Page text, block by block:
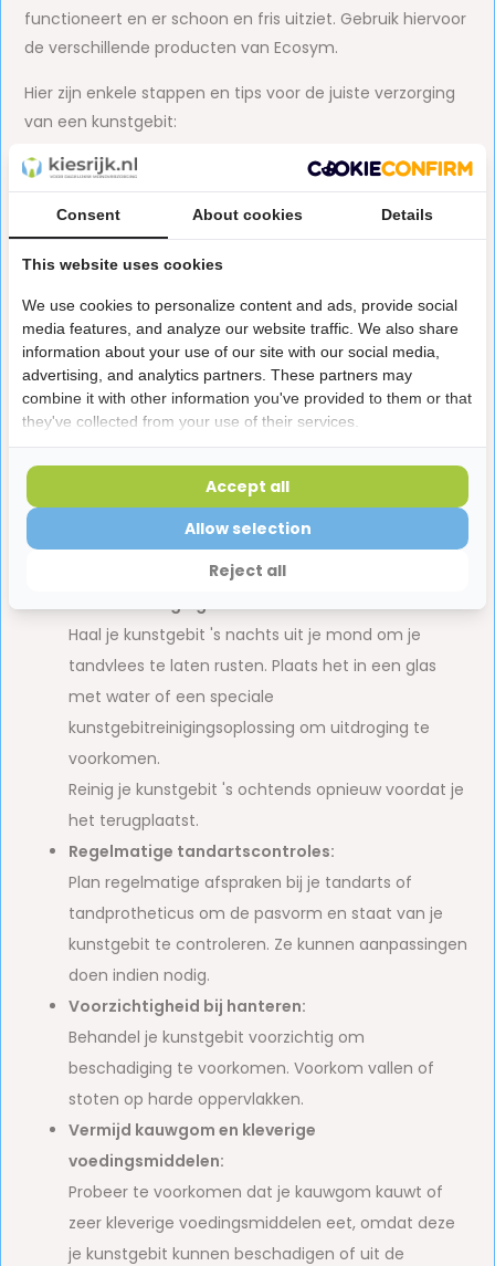
functioneert en er schoon en fris uitziet. Gebruik hiervoor
de verschillende producten van Ecosym.
Hier zijn enkele stappen en tips voor de juiste verzorging
van een kunstgebit:
Dagelijkse reiniging:
Spoel je kunstgebit grondig af met lauw water na
elke maaltijd om voedselresten te verwijderen.
speciale kunstgebitreiniger om je kunstgebit
dagelijks schoon te maken. Vermijd agressieve
chemicaliën, zoals bleekmiddel, omdat deze het
materiaal kunnen beschadigen.
Poets zowel de binnen- als de buitenkant van je
kunstgebit, evenals alle hoeken en spleten.
Spoel grondig af met water om eventuele
zeepresten te verwijderen voordat je je kunstgebit
weer in je mond plaatst.
Nachtverzorging:
Haal je kunstgebit 's nachts uit je mond om je
tandvlees te laten rusten. Plaats het in een glas
met water of een speciale
kunstgebitreinigingsoplossing om uitdroging te
voorkomen.
Reinig je kunstgebit 's ochtends opnieuw voordat je
het terugplaatst.
Regelmatige tandartscontroles:
Plan regelmatige afspraken bij je tandarts of
tandprotheticus om de pasvorm en staat van je
kunstgebit te controleren. Ze kunnen aanpassingen
doen indien nodig.
Voorzichtigheid bij hanteren:
Behandel je kunstgebit voorzichtig om
beschadiging te voorkomen. Voorkom vallen of
stoten op harde oppervlakken.
Vermijd kauwgom en kleverige
voedingsmiddelen:
Probeer te voorkomen dat je kauwgom kauwt of
zeer kleverige voedingsmiddelen eet, omdat deze
je kunstgebit kunnen beschadigen of uit de
Consent About cookies Details
This website uses cookies
We use cookies to personalize content and ads, provide social
media features, and analyze our website traffic. We also share
information about your use of our site with our social media,
advertising, and analytics partners. These partners may
combine it with other information you've provided to them or that
they've collected from your use of their services.
Reject all
Allow selection
Accept all